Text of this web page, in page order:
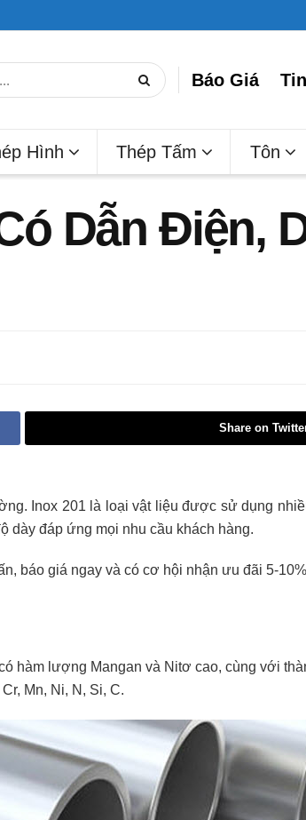
Báo Giá
Hình Thép Tấm Tôn
Dẫn Điện,
Share on
Inox 201 là loại vật liệu được sử dụng
dày đáp ứng mọi nhu cầu khách hàng.
báo giá ngay và có cơ hội nhận ưu đãi 5-
hàm lượng Mangan và Nitơ cao, cùng với
Mn, Ni, N, Si, C.